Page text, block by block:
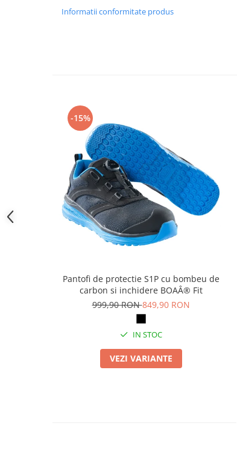
Stampile, tusiere si tus
Pantaloni cu pieptar
Reflectorizante
Incaltaminte
Incaltaminte de lucru si protectie
Manusi de protectie
Accesorii pentru protectia capului
Ochelari de protectie si viziere
Informatii conformitate produs
-15%
Pantofi de protectie S1P cu bombeu de
carbon si inchidere BOAÂ® Fit
999,90 RON849,90 RON
IN STOC
VEZI VARIANTE